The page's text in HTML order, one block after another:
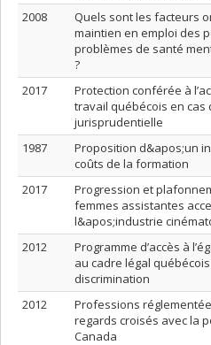
2008
Quels sont les facteurs
maintien en emploi des
problèmes de santé
?
2017
Protection conférée à
travail québécois en cas
jurisprudentielle
1987
Proposition d&apos;un
coûts de la formation
2017
Progression et
femmes assistantes
l&apos;industrie
2012
Programme d’accès à
au cadre légal
discrimination
2012
Professions
regards croisés avec la
Canada